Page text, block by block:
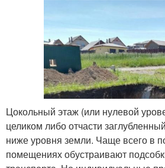
Цокольный этаж (или нулевой
целиком либо отчасти
ниже уровня земли. Чаще всего в
помещениях обустраивают